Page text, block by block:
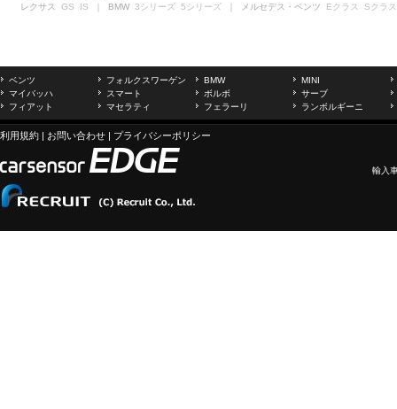
レクサス GS IS ｜ BMW 3シリーズ 5シリーズ ｜ メルセデス・ベンツ Eクラス Sクラス
ベンツ フォルクスワーゲン BMW
MINI
マイバッハ
スマート ボルボ
サーブ
フィアット
マセラティ フェラーリ ランボルギーニ
利用規約 | お問い合わせ | プライバシーポリシー
輸入